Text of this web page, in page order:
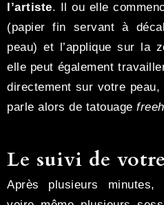
l’artiste. Il ou elle
(papier fin servant à
peau) et l’applique sur la
elle peut également
directement sur votre
parle alors de tatouage
Le suivi de
Après plusieurs minutes,